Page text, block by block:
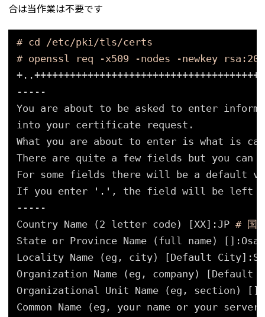
合は当作業は不要です
# cd /etc/pki/tls/certs
# openssl req -x509 -nodes -newkey
-----
You are about to be asked to enter
into your certificate request.
What you are about to enter is what is
There are quite a few fields but you can
For some fields there will be a default
If you enter
'.' , the field will be left
-----
Country Name (2 letter code) [XX]:JP # 国
State or Province Name (full name)
Locality Name (eg, city) [Default
Organization Name (eg, company) [Default
Organizational Unit Name (eg, section)
Common Name (eg, your name or your